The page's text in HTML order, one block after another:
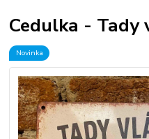
Cedulka - Tady
Novinka